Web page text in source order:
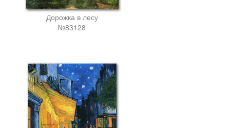
Дорожка в лесу
№83128